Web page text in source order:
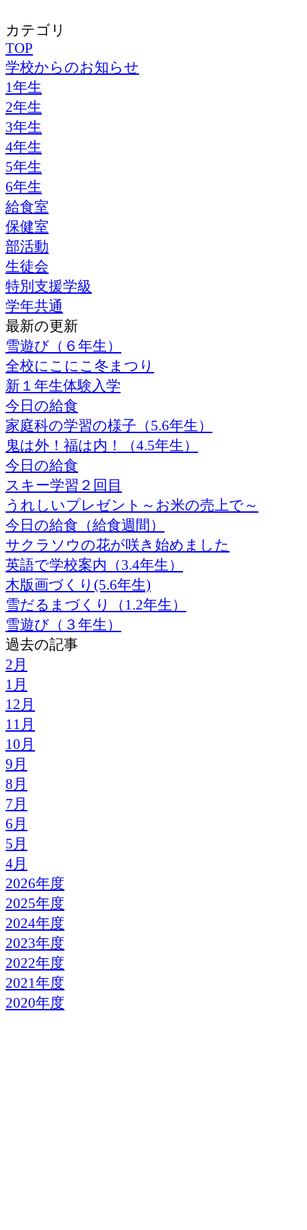
カテゴリ
TOP
学校からのお知らせ
1年生
2年生
3年生
4年生
5年生
6年生
給食室
保健室
部活動
生徒会
特別支援学級
学年共通
最新の更新
雪遊び（６年生）
全校にこにこ冬まつり
新１年生体験入学
今日の給食
家庭科の学習の様子（5.6年生）
鬼は外！福は内！（4.5年生）
今日の給食
スキー学習２回目
うれしいプレゼント～お米の売上で～
今日の給食（給食週間）
サクラソウの花が咲き始めました
英語で学校案内（3.4年生）
木版画づくり(5.6年生)
雪だるまづくり（1.2年生）
雪遊び（３年生）
過去の記事
2月
1月
12月
11月
10月
9月
8月
7月
6月
5月
4月
2026年度
2025年度
2024年度
2023年度
2022年度
2021年度
2020年度